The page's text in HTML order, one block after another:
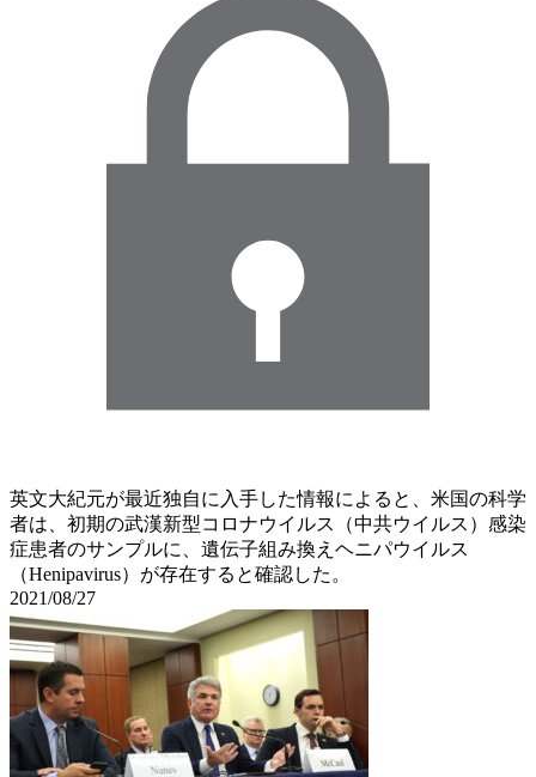
英文大紀元が最近独自に入手した情報によると、米国の科学
者は、初期の武漢新型コロナウイルス（中共ウイルス）感染
症患者のサンプルに、遺伝子組み換えヘニパウイルス
（Henipavirus）が存在すると確認した。
2021/08/27